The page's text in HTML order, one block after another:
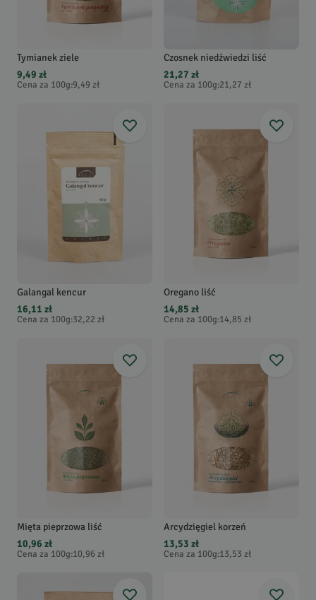
Tymianek ziele
9,49 zł
Cena za 100g:9,49 zł
Czosnek niedźwiedzi liść
21,27 zł
Cena za 100g:21,27 zł
Galangal kencur
16,11 zł
Cena za 100g:32,22 zł
Oregano liść
14,85 zł
Cena za 100g:14,85 zł
Mięta pieprzowa liść
10,96 zł
Cena za 100g:10,96 zł
Arcydzięgiel korzeń
13,53 zł
Cena za 100g:13,53 zł